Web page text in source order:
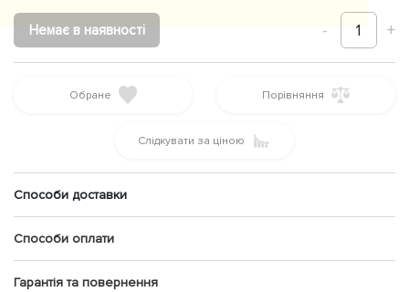
- 1 +
Немає в наявності
Обране Порівняння
Слідкувати за ціною
Способи доставки
Способи оплати
Гарантія та повернення